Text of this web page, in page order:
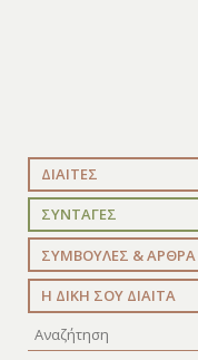
ΔΙΑΙΤΕΣ
ΣΥΝΤΑΓΕΣ
ΣΥΜΒΟΥΛΕΣ &
Η ΔΙΚΗ ΣΟΥ ΔΙΑΙΤΑ